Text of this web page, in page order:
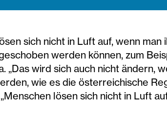
sich nicht in Luft auf, wenn
werden können, zum
„Das wird sich auch nicht ändern,
wie es die österreichische
lösen sich nicht in Luft